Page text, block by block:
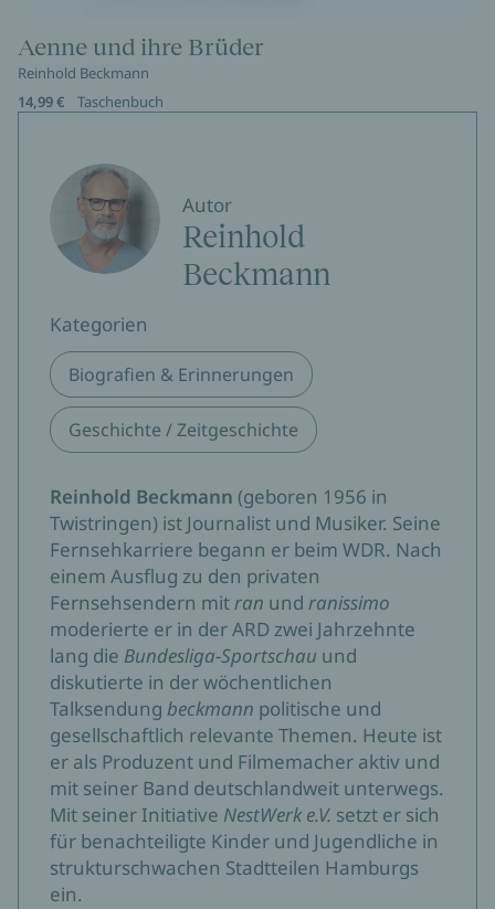
Aenne und ihre Brüder
Reinhold Beckmann
14,99 €
Taschenbuch
Autor
Reinhold
Beckmann
Kategorien
Biografien & Erinnerungen
Geschichte / Zeitgeschichte
Reinhold Beckmann (geboren 1956 in
Twistringen) ist Journalist und Musiker. Seine
Fernsehkarriere begann er beim WDR. Nach
einem Ausflug zu den privaten
Fernsehsendern mitran und ranissimo
moderierte er in der ARD zwei Jahrzehnte
lang die Bundesliga-Sportschau und
diskutierte in der wöchentlichen
Talksendung beckmann politische und
gesellschaftlich relevante Themen. Heute ist
er als Produzent und Filmemacher aktiv und
mit seiner Band deutschlandweit unterwegs.
Mit seiner Initiative NestWerk e.V. setzt er sich
für benachteiligte Kinder und Jugendliche in
strukturschwachen Stadtteilen Hamburgs
ein.